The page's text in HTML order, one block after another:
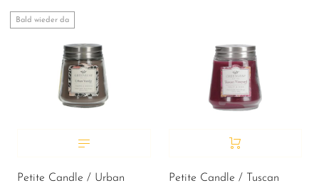
Bald wieder da
Petite Candle / Urban
Petite Candle / Tuscan